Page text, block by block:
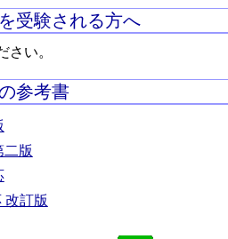
受験される方へ
さい。
参考書
二版
改訂版